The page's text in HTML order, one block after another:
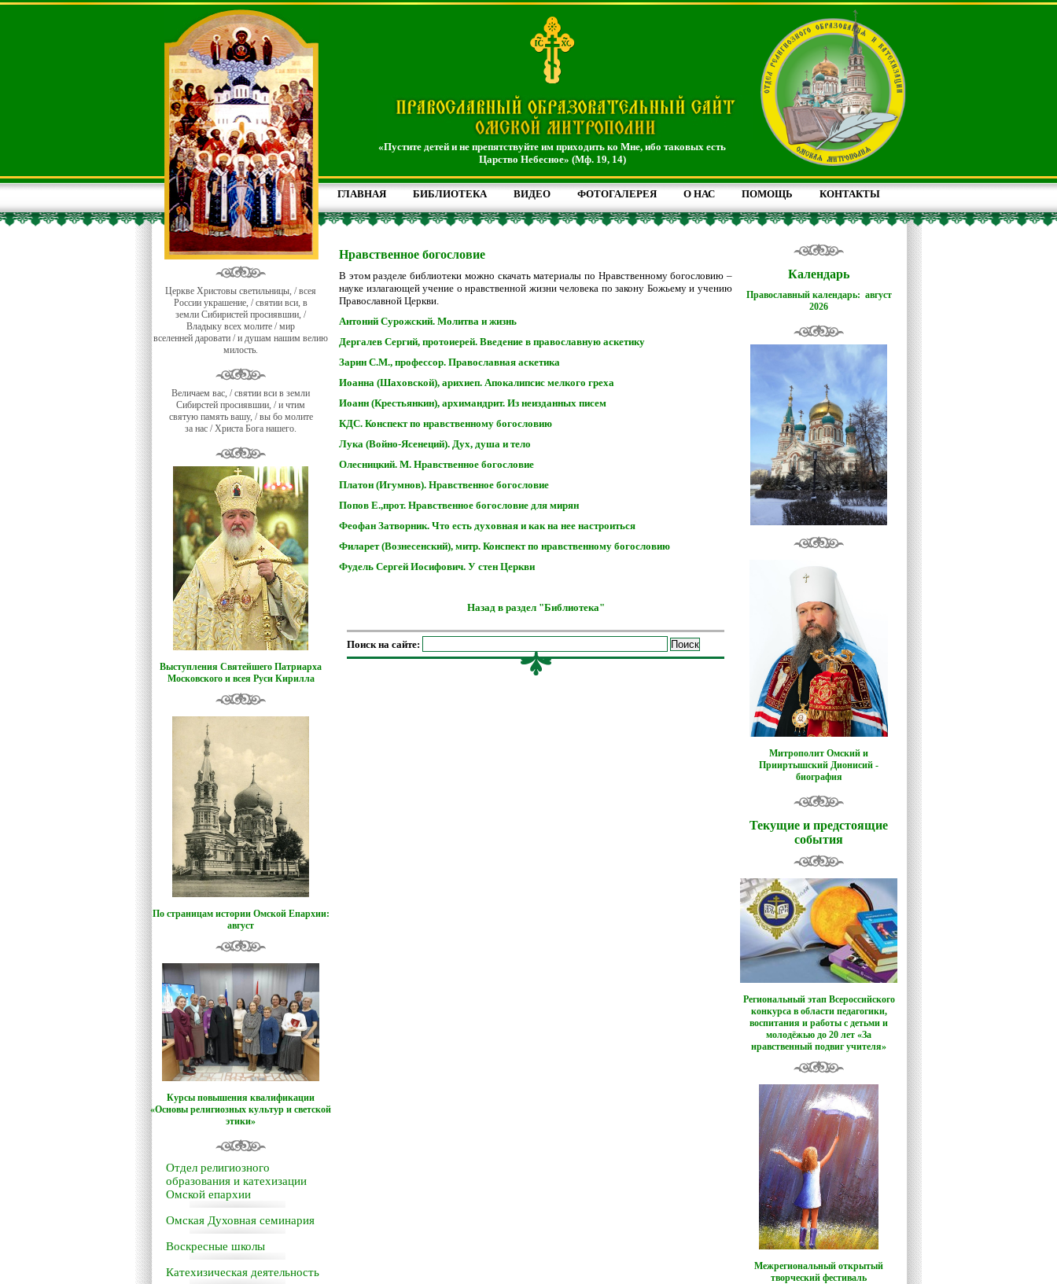
«Пустите детей и не препятствуйте им приходить ко Мне, ибо таковых есть
Царство Небесное» (Мф. 19, 14)
ГЛАВНАЯ БИБЛИОТЕКА ВИДЕО ФОТОГАЛЕРЕЯ О НАС ПОМОЩЬ КОНТАКТЫ
Церкве Христовы светильницы, / всея
России украшение, / святии вси, в
земли Сибиристей просиявшии, /
Владыку всех молите / мир
вселенней даровати / и душам нашим велию
милость.
Величаем вас, / святии вси в земли
Сибирстей просиявшии, / и чтим
святую память вашу, / вы бо молите
за нас / Христа Бога нашего.
Выступления Святейшего Патриарха
Московского и всея Руси Кирилла
По страницам истории Омской Епархии:
август
Курсы повышения квалификации
«Основы религиозных культур и светской
этики»
Отдел религиозного
образования и катехизации
Омской епархии
Омская Духовная семинария
Воскресные школы
Катехизическая деятельность
Нравственное богословие
В этом разделе библиотеки можно скачать материалы по Нравственному богословию –
науке излагающей учение о нравственной жизни человека по закону Божьему и учению
Православной Церкви.
Антоний Сурожский. Молитва и жизнь
Дергалев Сергий, протоиерей. Введение в православную аскетику
Зарин С.М., профессор. Православная аскетика
Иоанна (Шаховской), арихиеп. Апокалипсис мелкого греха
Иоанн (Крестьянкин), архимандрит. Из неизданных писем
КДС. Конспект по нравственному богословию
Лука (Войно-Ясенеций). Дух, душа и тело
Олесницкий. М. Нравственное богословие
Платон (Игумнов). Нравственное богословие
Попов Е.,прот. Нравственное богословие для мирян
Феофан Затворник. Что есть духовная и как на нее настроиться
Филарет (Вознесенский), митр. Конспект по нравственному богословию
Фудель Сергей Иосифович. У стен Церкви
Назад в раздел "Библиотека"
Поиск на сайте:
Календарь
Православный календарь: август
2026
Митрополит Омский и
Прииртышский Дионисий -
биография
Текущие и предстоящие
события
Региональный этап Всероссийского
конкурса в области педагогики,
воспитания и работы с детьми и
молодёжью до 20 лет «За
нравственный подвиг учителя»
Межрегиональный открытый
творческий фестиваль